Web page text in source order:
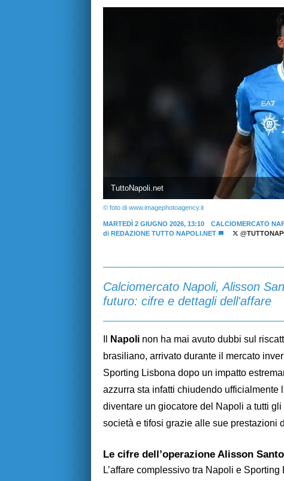
TuttoNapoli.net
© foto di www.imagephotoagency.it
MARTEDÌ 2 GIUGNO 2026, 13:10
CALCIOMERCATO
di REDAZIONE TUTTO NAPOLI.NET
Calciomercato Napoli, Alisson
futuro: cifre e dettagli dell'affare
Napoli non ha mai avuto dubbi sul
brasiliano, arrivato durante il mercato
Sporting Lisbona dopo un impatto
azzurra sta infatti chiudendo ufficialmente
diventare un giocatore del Napoli a tutti
società e tifosi grazie alle sue prestazioni
Le cifre dell’operazione Alisson
L’affare complessivo tra Napoli e